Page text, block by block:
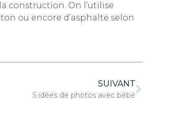
construction. On l’utilise
ou encore d’asphalte selon
SUIVANT
5 idées de photos avec bébé